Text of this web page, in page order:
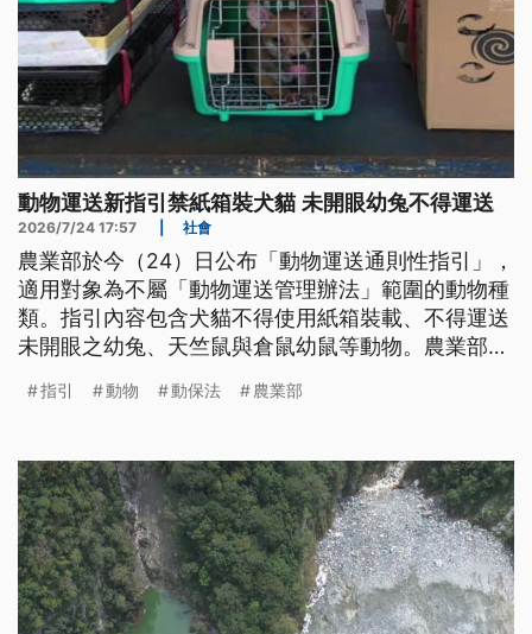
動物運送新指引禁紙箱裝犬貓 未開眼幼兔不得運送
2026/7/24 17:57 社會
農業部於今（24）日公布「動物運送通則性指引」，
適用對象為不屬「動物運送管理辦法」範圍的動物種
類。指引內容包含犬貓不得使用紙箱裝載、不得運送
未開眼之幼兔、天竺鼠與倉鼠幼鼠等動物。農業部表
指引 動物 動保法 農業部